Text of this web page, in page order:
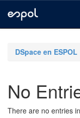
navigationDSpace en ESPOL
No
There are no entries